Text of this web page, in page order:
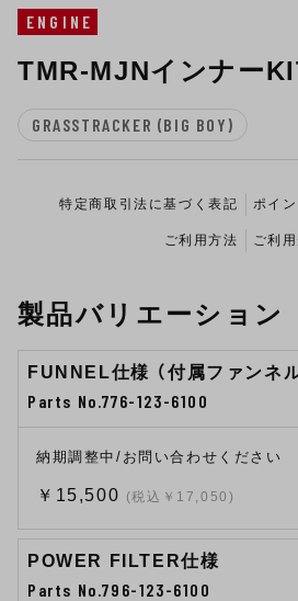
ENGINE
TMR-MJNインナー
GRASSTRACKER (BIG BOY)
特定商取引法に基づく表記 ポイ
ご利用方法 ご利
製品バリエーション
FUNNEL仕様 （付属ファンネ
Parts No.776-123-6100
納期調整中/お問い合わせください
￥15,500 (税込￥17,050)
POWER FILTER仕様
Parts No.796-123-6100